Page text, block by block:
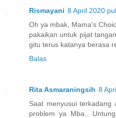
Rismayani 8 April 2020
Oh ya mbak, Mama's
pakaikan untuk pijat
gitu terus katanya berasa
Balas
Rita Asmaraningsih 8
Saat menyusui terkadang
problem ya Mba..